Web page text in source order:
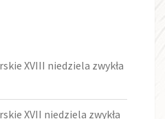
XVIII niedziela zwykła
XVII niedziela zwykła